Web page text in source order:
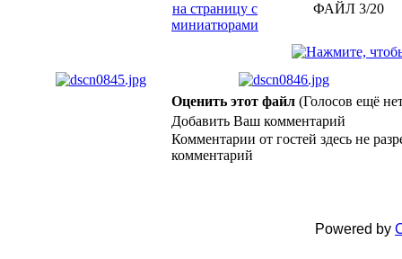
ФАЙЛ 3/20
Оценить этот файл (Голосов ещё
Добавить Ваш комментарий
Комментарии от гостей здесь не
комментарий
Powered by